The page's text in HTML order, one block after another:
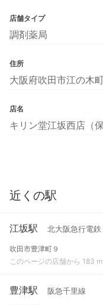
店舗タイプ
調剤薬局
住所
大阪府吹田市江の木
店名
キリン堂江坂西店（
近くの駅
江坂駅 北大阪急行電
吹田市豊津町９
このページの店舗から 183 m
豊津駅 阪急千里線